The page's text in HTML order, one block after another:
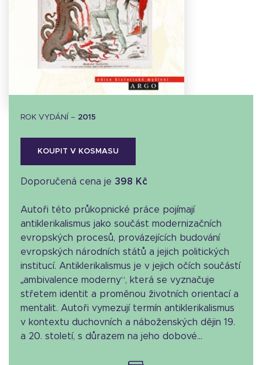
ROK VYDÁNÍ – 2015
KOUPIT V KOSMASU
Doporučená cena je 398 Kč
Autoři této průkopnické práce pojímají
antiklerikalismus jako součást modernizačních
evropských procesů, provázejících budování
evropských národních států a jejich politických
institucí. Antiklerikalismus je v jejich očích součástí
„ambivalence moderny“, která se vyznačuje
střetem identit a proměnou životních orientací a
mentalit. Autoři vymezují termín antiklerikalismus
v kontextu duchovních a náboženských dějin 19.
a 20. století, s důrazem na jeho dobové...